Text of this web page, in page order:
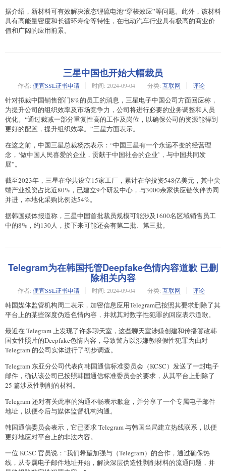
据介绍，新材料可有效解决液态锂硫电池“穿梭效应”等问题。此外，该材料
具有高能量密度和长循环寿命等特性，在电动汽车行业具有极高的商业价
值和广阔的应用前景。
三星中国也开始大幅裁员
作者: 便宜SSL证书申请 时间: 2024-09-04 分类: 互联网 评论
针对拟裁中国销售部门8%的员工的消息，三星电子中国公司方面回应称，
为提升公司的组织效率及市场竞争力，公司将进行必要的业务调整和人员
优化。“通过裁减一部分重复性高的工作及岗位，以确保公司的资源能得到
更好的配置，提升组织效率。”三星方面表示。
在这之前，中国三星总裁杨杰表示：“中国三星有一个永远不变的经营理
念，‘做中国人民喜爱的企业，贡献于中国社会的企业’，与中国共同发
展”。
截至2023年，三星在华共设立15家工厂，累计在华投资548亿美元，其中尖
端产业投资占比近80%，已建立9个研发中心，与3000余家供应链伙伴协同
并进，本地化采购比例达54%。
据韩国媒体报道称，三星中国首批裁员规模可能涉及1600名区域销售员工
中的8%，约130人，接下来可能还会有第二批、第三批。
Telegram为在韩国托管Deepfake色情内容道歉 已删
除相关内容
作者: 便宜SSL证书申请 时间: 2024-09-04 分类: 互联网 评论
韩国媒体监管机构周二表示，加密信息应用Telegram已按照其要求删除了其
平台上的某些深度伪造色情内容，并就其对数字性犯罪的回应表示道歉。
最近在 Telegram 上发现了许多聊天室，这些聊天室涉嫌创建和传播篡改韩
国女性照片的Deepfake色情内容，导致警方以涉嫌教唆假性犯罪为由对
Telegram 的公司实体进行了初步调查。
Telegram 东亚分公司代表向韩国通信标准委员会（KCSC）发送了一封电子
邮件，确认该公司已按照韩国通信标准委员会的要求，从其平台上删除了
25 篇涉及性剥削的材料。
Telegram 还对有关此事的沟通不畅表示歉意，并分享了一个专属电子邮件
地址，以便今后与媒体监督机构沟通。
韩国通信委员会表示，它已要求 Telegram 与韩国当局建立热线联系，以便
更好地应对平台上的非法内容。
一位 KCSC 官员说："我们希望加强与（Telegram）的合作，通过确保热
线，从专属电子邮件地址开始，解决深层伪造性剥削材料的流通问题，并